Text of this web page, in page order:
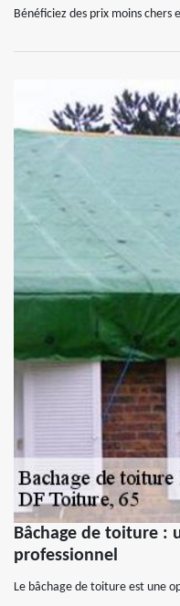
Bénéficiez des prix moins chers
Bâchage de toiture :
professionnel
Le bâchage de toiture est une